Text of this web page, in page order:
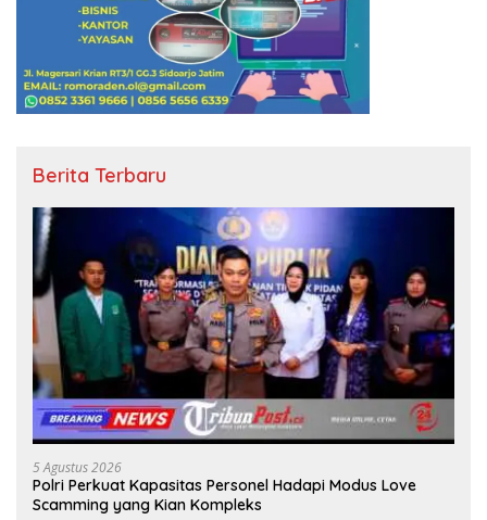
Berita Terbaru
5 Agustus 2026
Polri Perkuat Kapasitas Personel Hadapi Modus Love
Scamming yang Kian Kompleks